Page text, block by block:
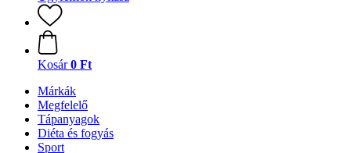
Kosár 0 Ft
Márkák
Megfelelő
Tápanyagok
Diéta és fogyás
Sport